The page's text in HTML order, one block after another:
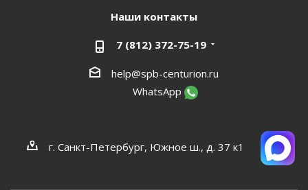
Наши контакты
7 (812) 372-75-19
help@spb-centurion.ru
WhatsApp
г. Санкт-Петербург, Южное ш., д. 37 к1